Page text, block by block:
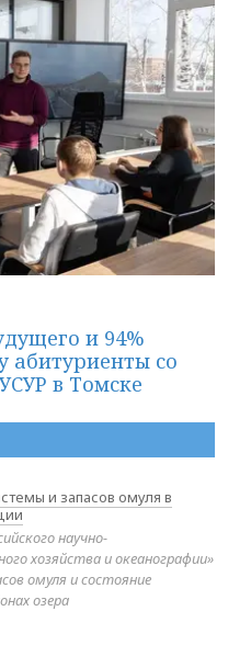
и 94%
абитуриенты со
в Томске
и запасов омуля в
научно-
хозяйства и океанографии»
омуля и состояние
озера